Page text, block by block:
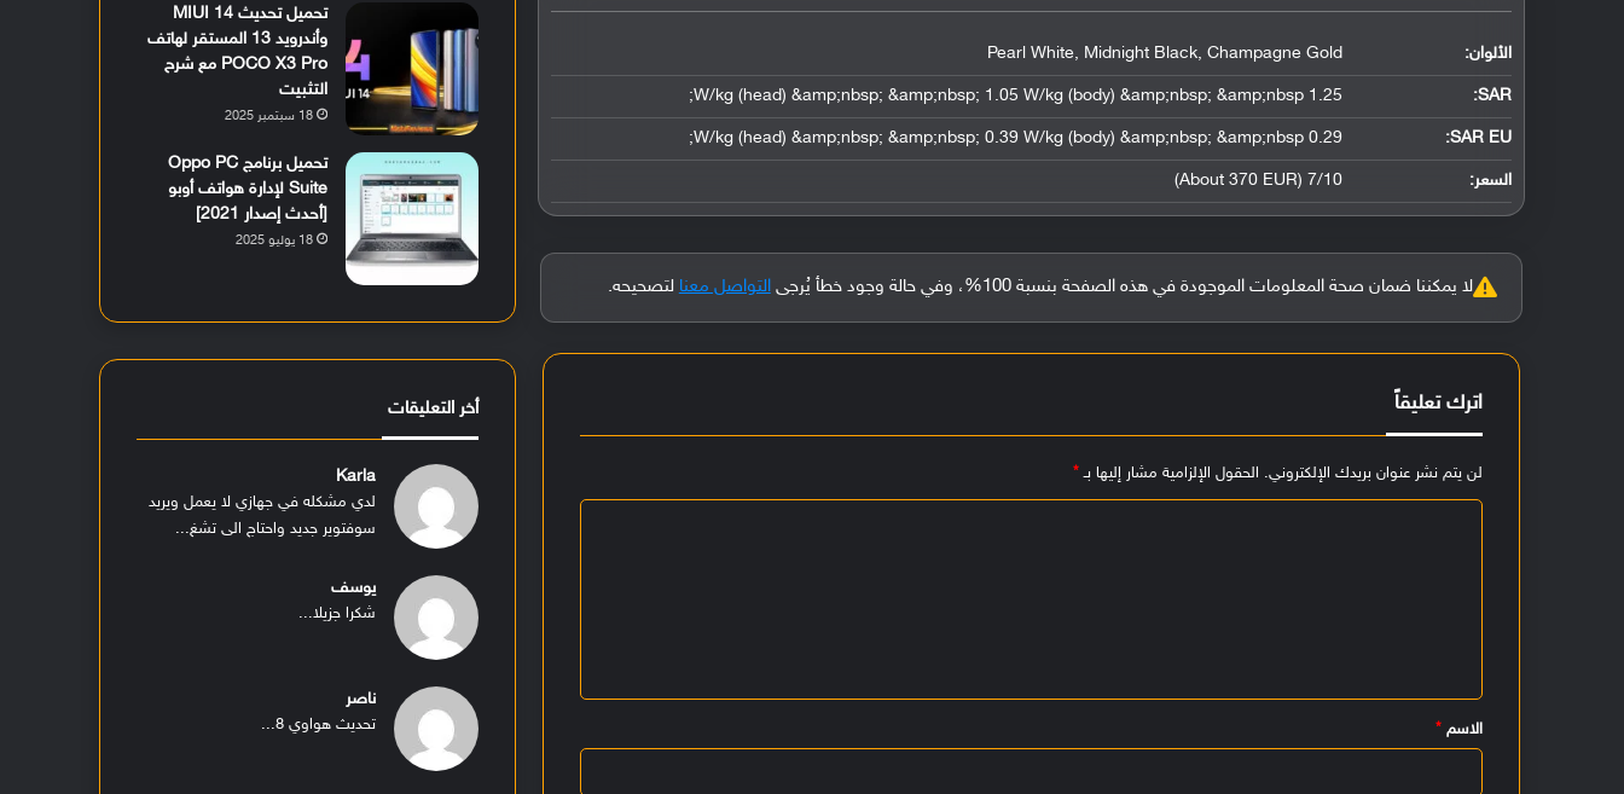
الألوان: Pearl White, Midnight Black, Champagne Gold
SAR
:
1.25 W/kg (head) &amp;nbsp; &amp;nbsp; 1.05 W/kg (body) &amp;nbsp; &amp;nbsp;
SAR EU:
0.29 W/kg (head) &amp;nbsp; &amp;nbsp; 0.39 W/kg (body) &amp;nbsp; &amp;nbsp;
السعر: 7/10 (About 370 EUR)
لا يمكننا ضمان صحة المعلومات الموجودة في هذه الصفحة بنسبة 100%، وفي حالة وجود خطأ يُرجى التواصل معنا لتصحيحه.
اترك تعليقاً
لن يتم نشر عنوان بريدك الإلكتروني. الحقول الإلزامية مشار إليها بـ*
الاسم*
تحميل تحديث MIUI 14
وأندرويد 13 المستقر لهاتف
POCO X3 Pro مع شرح
التثبيت
18 سبتمبر 2025
تحميل برنامج Oppo PC
Suite لإدارة هواتف أوبو
[أحدث إصدار 2021]
18 يوليو 2025
أخر التعليقات
Karla
لدي مشكله في جهازي لا يعمل ويريد
سوفتوير جديد واحتاج الى تشغ...
يوسف
شكرا جزيلا...
ناصر
تحديث هواوي 8...